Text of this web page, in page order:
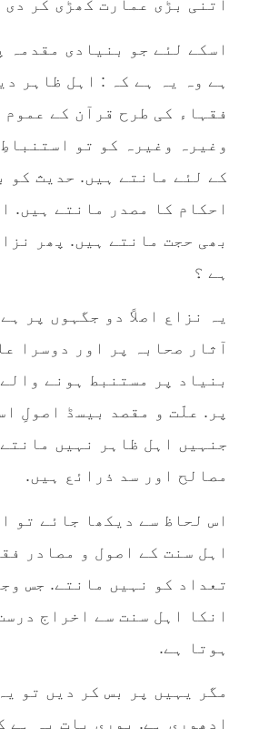
اتنی بڑی عمارت کھڑی کر دی
اسکے لئے جو بنیادی مقدمہ
ہے وہ یہ ہے کہ : اہل ظاہر
فقہاء کی طرح قرآن کے عموم
وغیرہ وغیرہ کو تو
کے لئے مانتے ہیں. حدیث کو
احکام کا مصدر مانتے ہیں.
بھی حجت مانتے ہیں. پھر
ہے ؟
یہ نزاع اصلاً دو جگہوں پر
آثار صحابہ پر اور دوسرا
بنیاد پر مستنبط ہونے
پر. علّت و مقصد بیسڈ اصولِ
جنہیں اہل ظاہر نہیں
مصالح اور سد ذرائع ہیں.
اس لحاظ سے دیکھا جائے تو
اہل سنت کے اصول و مصادر
تعداد کو نہیں مانتے. جس
انکا اہل سنت سے اخراج
ہوتا ہے.
مگر یہیں پر بس کر دیں تو
ادھوری ہے. پوری بات یہ ہے